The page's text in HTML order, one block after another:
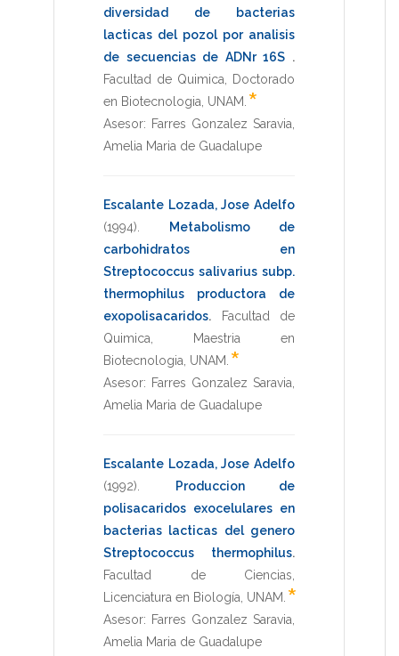
diversidad de bacterias
lacticas del pozol por analisis
de secuencias de ADNr 16S .
Facultad de Quimica
Doctorado
en Biotecnologia UNAM *
Asesor: Farres Gonzalez Saravia,
Amelia Maria de Guadalupe
Escalante Lozada, Jose Adelfo
(1994)
Metabolismo de
carbohidratos en
Streptococcus salivarius subp.
thermophilus productora de
exopolisacaridos.
Facultad de
Quimica
Maestria en
Biotecnologia UNAM *
Asesor: Farres Gonzalez Saravia,
Amelia Maria de Guadalupe
Escalante Lozada, Jose Adelfo
(1992)
Produccion de
polisacaridos exocelulares en
bacterias lacticas del genero
Streptococcus thermophilus.
Facultad de Ciencias
Licenciatura en Biología UNAM *
Asesor: Farres Gonzalez Saravia,
Amelia Maria de Guadalupe